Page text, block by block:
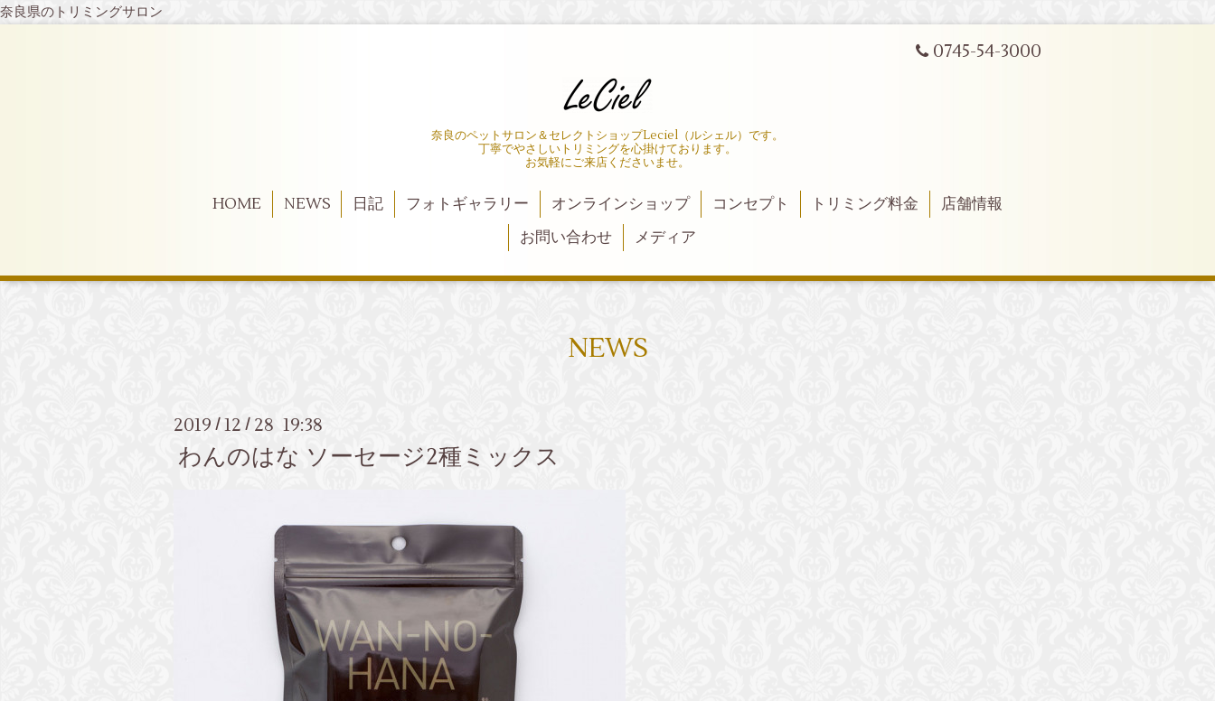
奈良県のトリミングサロン
0745-54-3000
奈良のペットサロン＆セレクトショップLeciel（ルシェル）です。
丁寧でやさしいトリミングを心掛けております。
お気軽にご来店くださいませ。
HOME NEWS 日記 フォトギャラリー オンラインショップ コンセプト トリミング料金
店舗情報
お問い合わせ
メディア
NEWS
2019 / 12 / 28 19:38
わんのはな ソーセージ2種ミックス